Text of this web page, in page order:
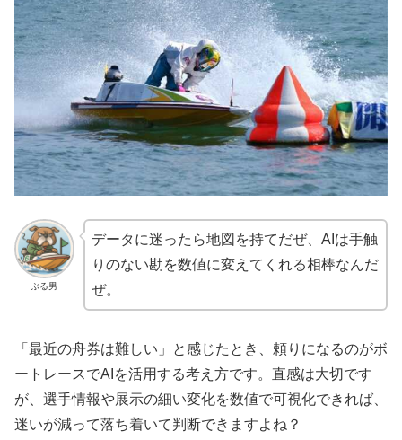
ぶる男
データに迷ったら地図を持てだぜ、AIは手触
りのない勘を数値に変えてくれる相棒なんだ
ぜ。
「最近の舟券は難しい」と感じたとき、頼りになるのがボ
ートレースでAIを活用する考え方です。直感は大切です
が、選手情報や展示の細い変化を数値で可視化できれば、
迷いが減って落ち着いて判断できますよね？